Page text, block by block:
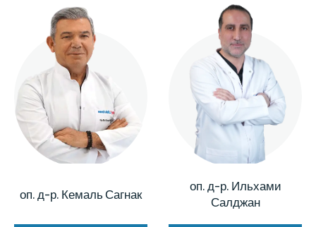
оп. д-р. Кемаль Сагнак
оп. д-р. Ильхами
Салджан